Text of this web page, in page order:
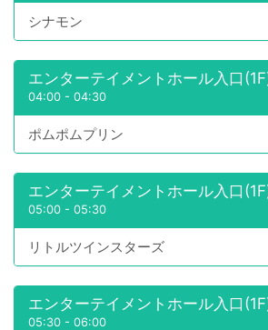
シナモン
エンターテイメントホール入口
04:00 - 04:30
ポムポムプリン
エンターテイメントホール入口
05:00 - 05:30
リトルツインスターズ
エンターテイメントホール入口
05:30 - 06:00